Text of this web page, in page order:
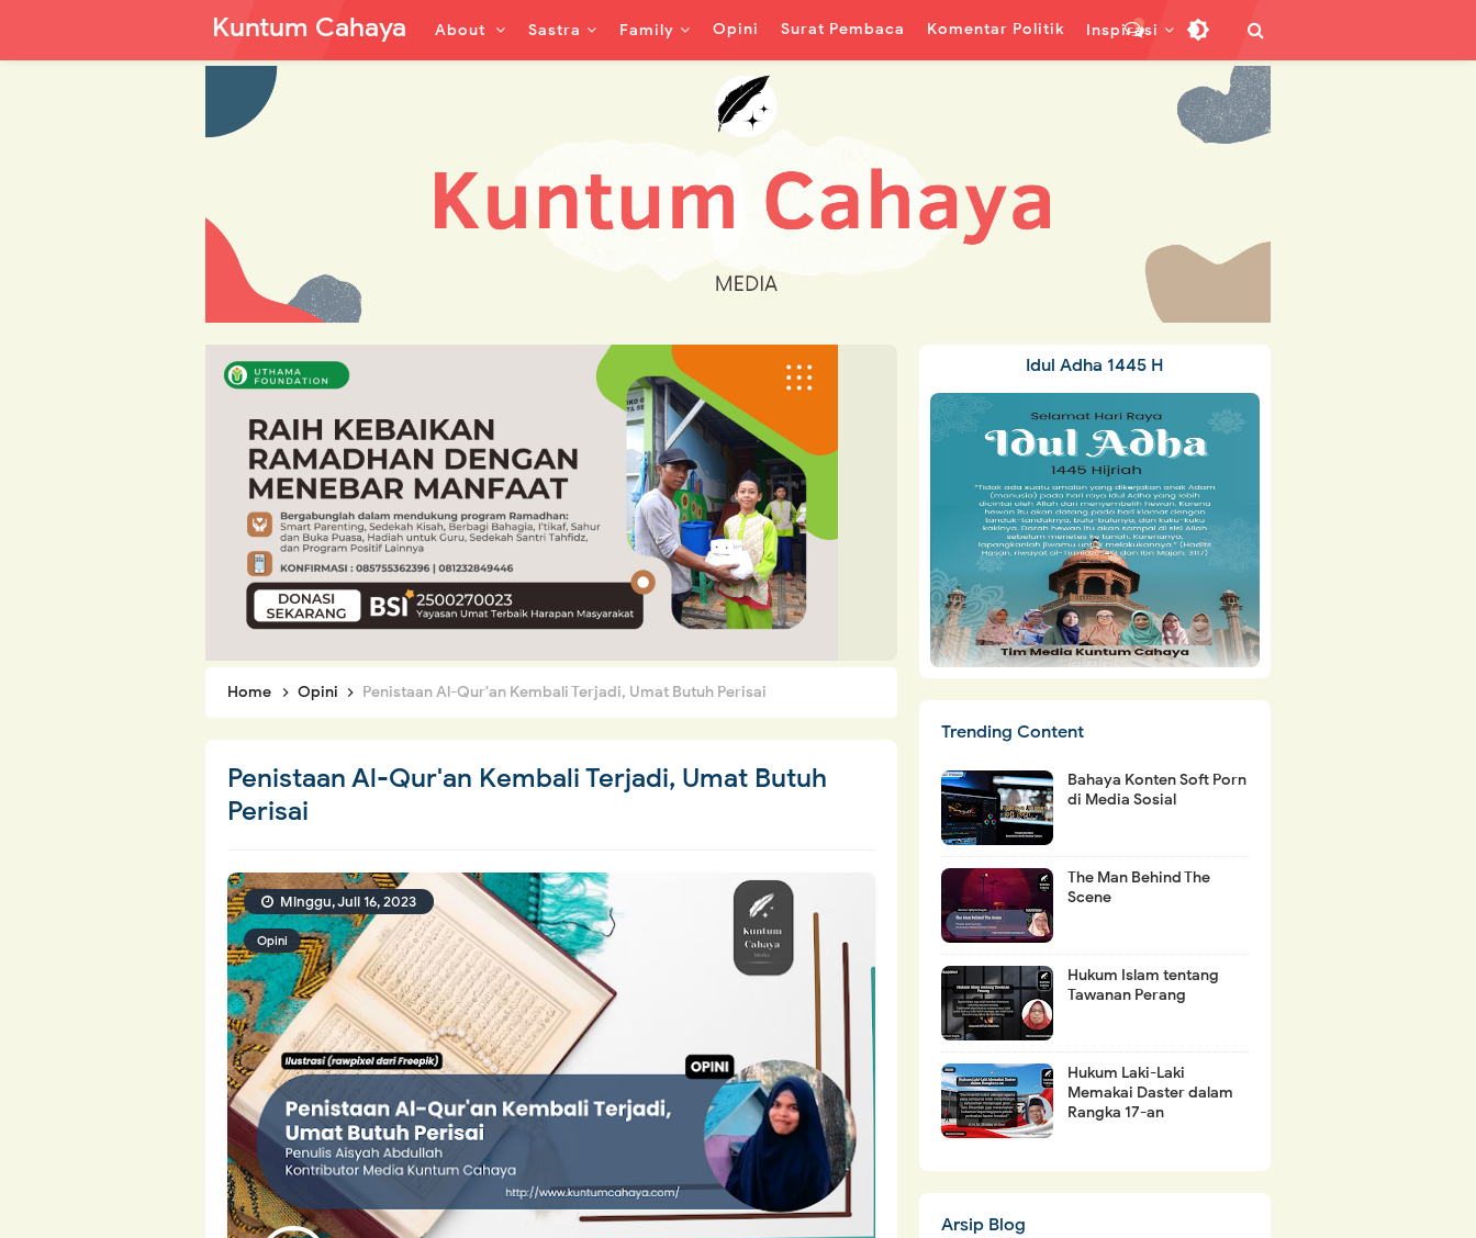
Kuntum Cahaya About Sastra Family Opini Surat Pembaca Komentar Politik Inspirasi
Home Opini Penistaan Al-Qur'an Kembali Terjadi, Umat Butuh Perisai
Penistaan Al-Qur'an Kembali Terjadi, Umat Butuh
Perisai
Opini
Minggu, Juli 16, 2023
Idul Adha 1445 H
Trending Content
Bahaya Konten Soft Porn
di Media Sosial
The Man Behind The
Scene
Hukum Islam tentang
Tawanan Perang
Hukum Laki-Laki
Memakai Daster dalam
Rangka 17-an
Arsip Blog